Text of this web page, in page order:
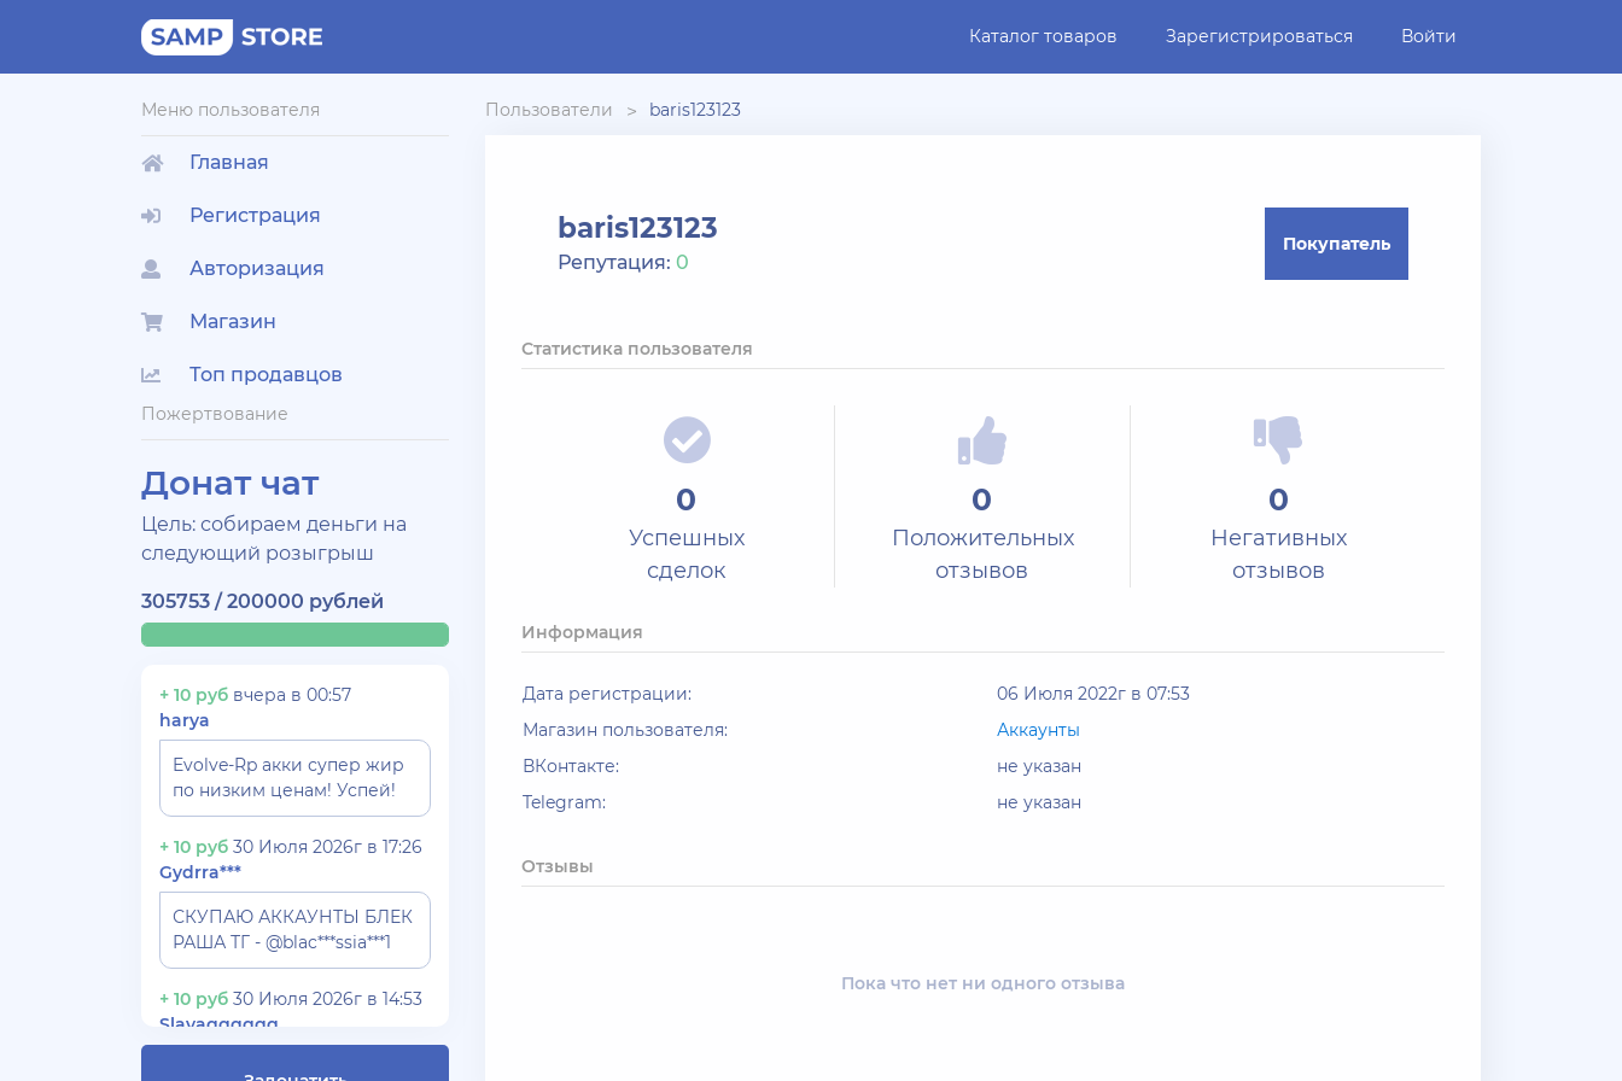
Каталог товаров Зарегистрироваться Войти
Меню пользователя
Главная
Регистрация
Авторизация
Магазин
Топ продавцов
Пожертвование
Донат чат
Цель: собираем деньги на
следующий розыгрыш
305753 / 200000 рублей
+ 10 руб вчера в 00:57
harya
Evolve-Rp акки супер жир
по низким ценам! Успей!
+ 10 руб 30 Июля 2026г в 17:26
Gydrra***
СКУПАЮ АККАУНТЫ БЛЕК
РАША ТГ - @blac***ssia***1
+ 10 руб 30 Июля 2026г в 14:53
Slavagggggg
Пользователи baris123123
baris123123
Репутация: 0
Покупатель
Статистика пользователя
0
Успешных
сделок
0
Положительных
отзывов
0
Негативных
отзывов
Информация
Дата регистрации:
06 Июля 2022г в 07:53
Магазин пользователя:
Аккаунты
ВКонтакте:
не указан
Telegram:
не указан
Отзывы
Пока что нет ни одного отзыва